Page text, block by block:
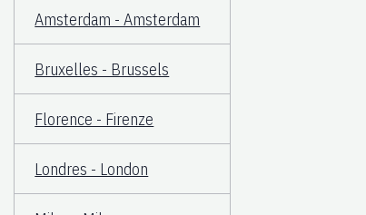
Amsterdam - Amsterdam
Bruxelles - Brussels
Florence - Firenze
Londres - London